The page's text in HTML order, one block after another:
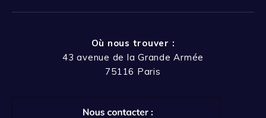
Où nous trouver :
43 avenue de la Grande Armée
75116 Paris